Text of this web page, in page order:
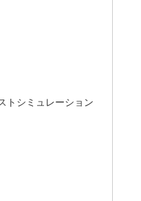
トシミュレーション